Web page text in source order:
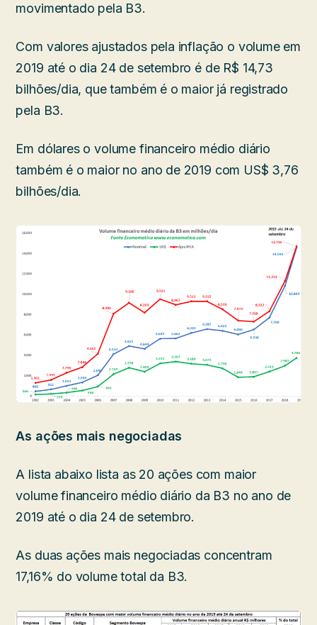
movimentado pela B3.
Com valores ajustados pela inflação o volume em
2019 até o dia 24 de setembro é de R$ 14,73
bilhões/dia, que também é o maior já registrado
pela B3.
Em dólares o volume financeiro médio diário
também é o maior no ano de 2019 com US$ 3,76
bilhões/dia.
As ações mais negociadas
A lista abaixo lista as 20 ações com maior
volume financeiro médio diário da B3 no ano de
2019 até o dia 24 de setembro.
As duas ações mais negociadas concentram
17,16% do volume total da B3.